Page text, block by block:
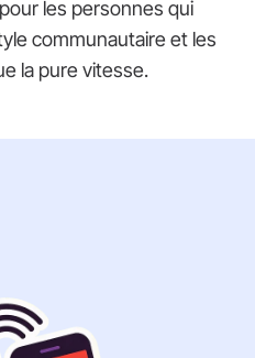
les personnes qui
communautaire et les
la pure vitesse.